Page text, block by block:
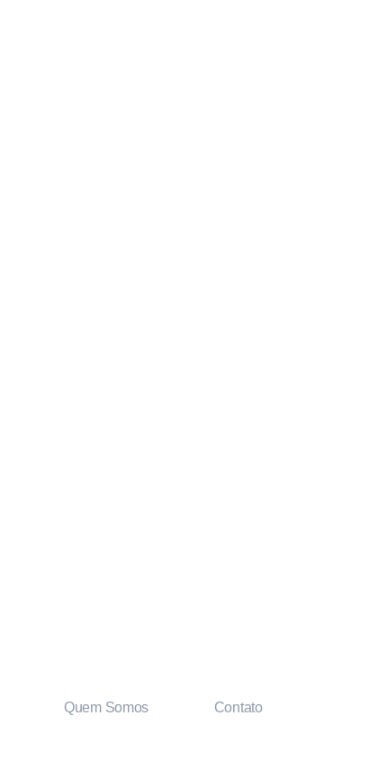
Quem Somos Contato